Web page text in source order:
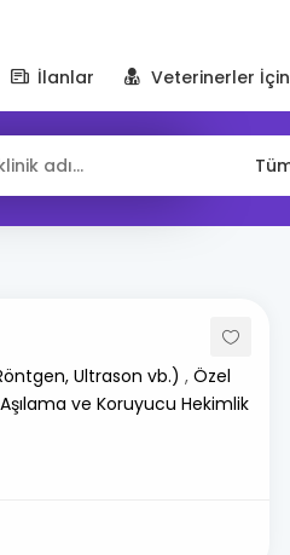
İlanlar Veterinerler İçin
Ultrason vb.) , Özel
Aşılama ve Koruyucu Hekimlik